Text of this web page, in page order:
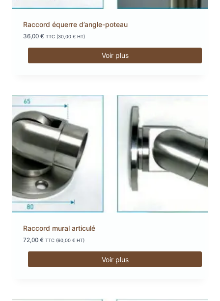
Raccord équerre d’angle-poteau
36,00 € TTC (30,00 € HT)
Voir plus
Raccord mural articulé
72,00 € TTC (60,00 € HT)
Voir plus